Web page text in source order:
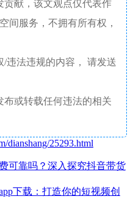
贡献，该文观点仅代表作
间服务，不拥有所有权，
违法违规的内容， 请发送
布或转载任何违法的相关
dianshang/25293.html
可靠吗？深入探究抖音带货
下载：打造你的短视频创